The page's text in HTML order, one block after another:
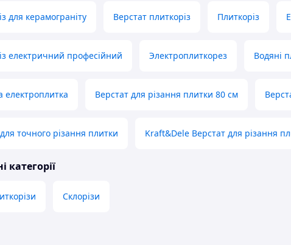
для керамограніту Верстат плиткоріз Плиткоріз
електричний професійний Электроплиткорез Водяні
електроплитка Верстат для різання плитки 80 см
точного різання плитки Kraft&Dele Верстат для різання
категорії
Склорізи